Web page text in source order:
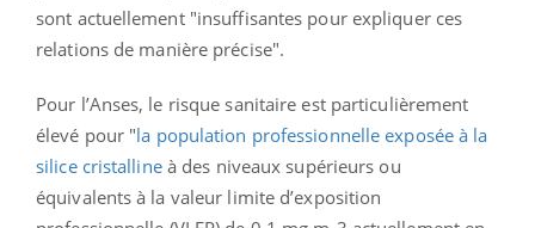
sont actuellement "insuffisantes pour expliquer ces
relations de manière précise".
Pour l’Anses, le risque sanitaire est particulièrement
élevé pour "la population professionnelle exposée à la
silice cristallineà des niveaux supérieurs ou
équivalents à la valeur limite d’exposition